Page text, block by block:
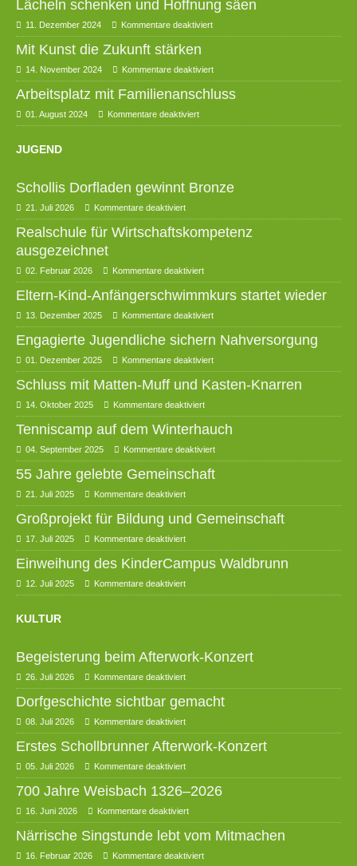
Lächeln schenken und Hoffnung säen
11. Dezember 2024 Kommentare deaktiviert
Mit Kunst die Zukunft stärken
14. November 2024 Kommentare deaktiviert
Arbeitsplatz mit Familienanschluss
01. August 2024 Kommentare deaktiviert
JUGEND
Schollis Dorfladen gewinnt Bronze
21. Juli 2026 Kommentare deaktiviert
Realschule für Wirtschaftskompetenz
ausgezeichnet
02. Februar 2026 Kommentare deaktiviert
Eltern-Kind-Anfängerschwimmkurs startet wieder
13. Dezember 2025 Kommentare deaktiviert
Engagierte Jugendliche sichern Nahversorgung
01. Dezember 2025 Kommentare deaktiviert
Schluss mit Matten-Muff und Kasten-Knarren
14. Oktober 2025 Kommentare deaktiviert
Tenniscamp auf dem Winterhauch
04. September 2025 Kommentare deaktiviert
55 Jahre gelebte Gemeinschaft
21. Juli 2025 Kommentare deaktiviert
Großprojekt für Bildung und Gemeinschaft
17. Juli 2025 Kommentare deaktiviert
Einweihung des KinderCampus Waldbrunn
12. Juli 2025 Kommentare deaktiviert
KULTUR
Begeisterung beim Afterwork-Konzert
26. Juli 2026 Kommentare deaktiviert
Dorfgeschichte sichtbar gemacht
08. Juli 2026 Kommentare deaktiviert
Erstes Schollbrunner Afterwork-Konzert
05. Juli 2026 Kommentare deaktiviert
700 Jahre Weisbach 1326–2026
16. Juni 2026 Kommentare deaktiviert
Närrische Singstunde lebt vom Mitmachen
16. Februar 2026 Kommentare deaktiviert